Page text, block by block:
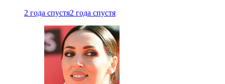
2 года спустя2 года спустя